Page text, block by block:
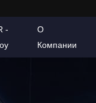
-
О
Компании